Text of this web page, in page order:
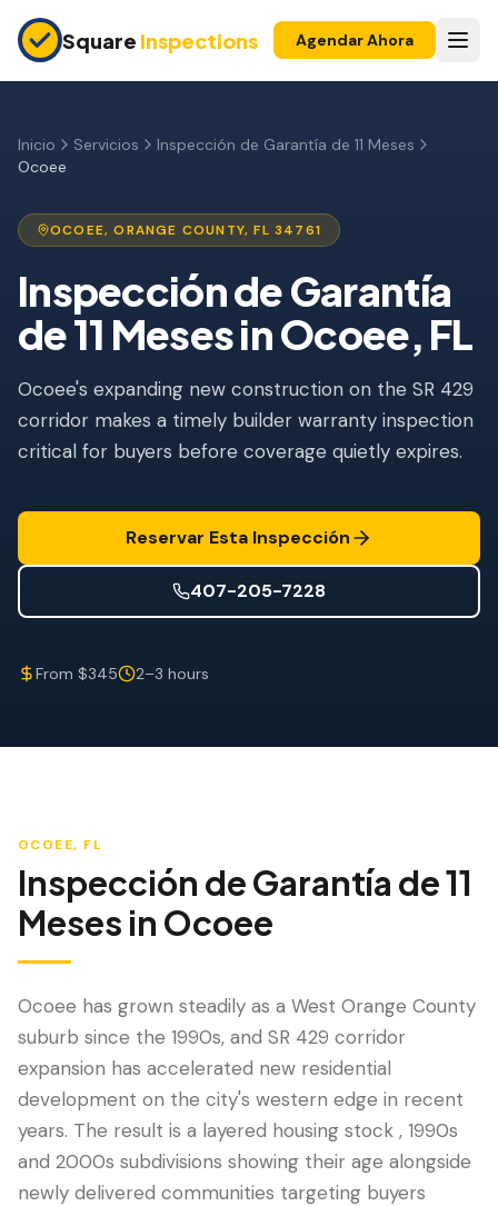
Square Inspections Agendar Ahora
Inspección Pre-Compra
Garantía 11 Meses
Inspección de Condominio
Inspección Pre-Listado
INSPECCIONES DE SEGURO
Inspección 4 Puntos
SERVICIOS ESPECIALIZADOS
Seguridad Post-Huracán
Inicio Servicios
Inspección de Garantía de 11 Meses
Ocoee
OCOEE,ORANGE COUNTY, FL 34761
Inspección de Garantía
de 11 MesesinOcoee, FL
Ocoee's expanding new construction on the SR 429
corridor makes a timely builder warranty inspection
critical for buyers before coverage quietly expires.
Reservar Esta Inspección
407-205-7228
From $345 2–3 hours
OCOEE, FL
Inspección de Garantía de 11
Meses in Ocoee
Ocoee has grown steadily as a West Orange County
suburb since the 1990s, and SR 429 corridor
expansion has accelerated new residential
development on the city's western edge in recent
years. The result is a layered housing stock , 1990s
and 2000s subdivisions showing their age alongside
newly delivered communities targeting buyers